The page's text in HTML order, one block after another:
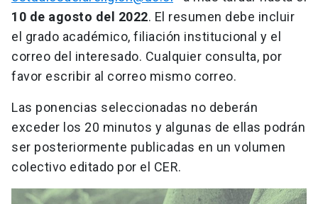
10 de agosto del 2022. El resumen debe incluir
el grado académico, filiación institucional y el
correo del interesado. Cualquier consulta, por
favor escribir al correo mismo correo.
Las ponencias seleccionadas no deberán
exceder los 20 minutos y algunas de ellas podrán
ser posteriormente publicadas en un volumen
colectivo editado por el CER.